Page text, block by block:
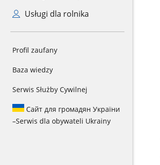
Usługi dla rolnika
Profil zaufany
Baza wiedzy
Serwis Służby Cywilnej
Сайт для громадян України
–Serwis dla obywateli Ukrainy